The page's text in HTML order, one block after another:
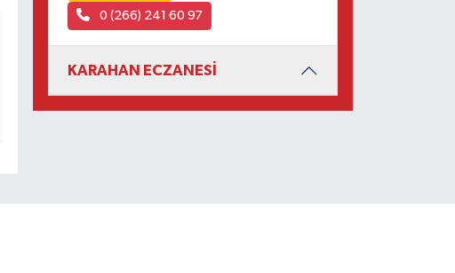
0 (266) 241 60 97
KARAHAN ECZANESİ